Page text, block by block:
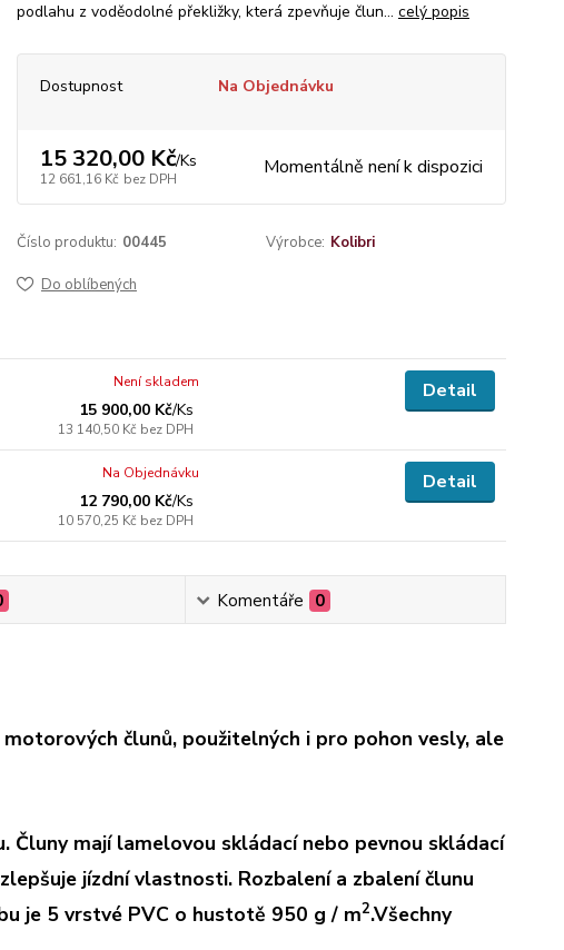
podlahu z voděodolné překližky, která zpevňuje člun... celý popis
Dostupnost Na Objednávku
15 320,00 Kč/Ks
12 661,16 Kč bez DPH Momentálně není k dispozici
Číslo produktu: 00445 Výrobce: Kolibri
Do oblíbených
15 900,00 Kč/Ks
13 140,50 Kč bez DPH
Není skladem Detail
12 790,00 Kč/Ks
10 570,25 Kč bez DPH
Na Objednávku Detail
Komentáře 0
člunů, použitelných i pro pohon vesly, ale
mají lamelovou skládací nebo pevnou skládací
jízdní vlastnosti. Rozbalení a zbalení člunu
je 5 vrstvé PVC o hustotě 950 g / m2.Všechny